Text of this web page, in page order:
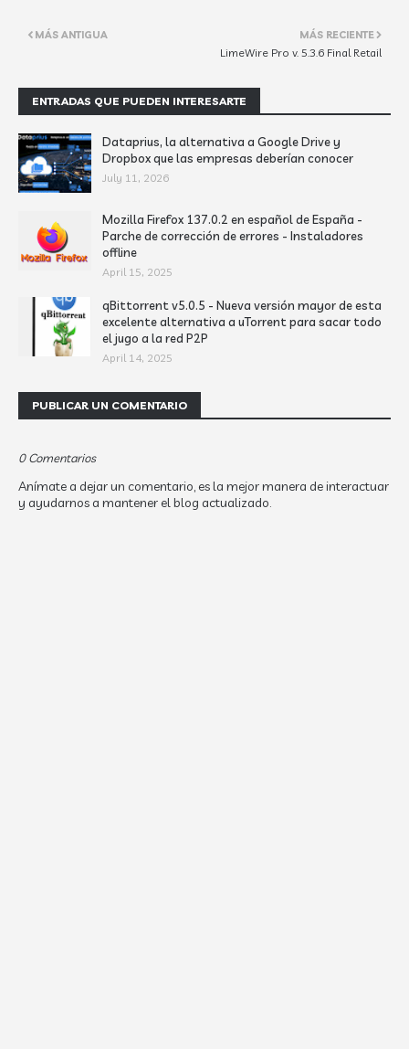
MÁS RECIENTE
LimeWire Pro v. 5.3.6 Final Retail
MÁS ANTIGUA
ENTRADAS QUE PUEDEN INTERESARTE
Dataprius, la alternativa a Google Drive y
Dropbox que las empresas deberían conocer
July 11, 2026
Mozilla Firefox 137.0.2 en español de España -
Parche de corrección de errores - Instaladores
offline
April 15, 2025
qBittorrent v5.0.5 - Nueva versión mayor de esta
excelente alternativa a uTorrent para sacar todo
el jugo a la red P2P
April 14, 2025
PUBLICAR UN COMENTARIO
0 Comentarios
Anímate a dejar un comentario, es la mejor manera de interactuar
y ayudarnos a mantener el blog actualizado.